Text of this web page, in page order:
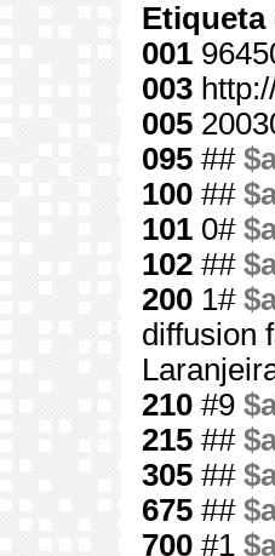
Etiqueta
001
003
005
095 ##
100 ##
101 0#
102 ##
200 1#
diffusion
210 #9
215 ##
305 ##
675 ##
700 #1